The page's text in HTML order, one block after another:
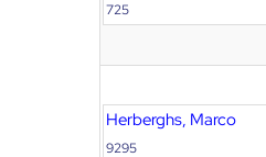
725
Herberghs, Marco
9295